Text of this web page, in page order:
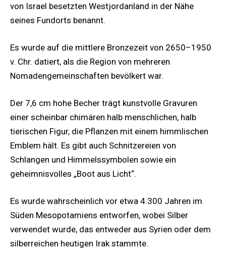
von Israel besetzten Westjordanland in der Nähe
seines Fundorts benannt.
Es wurde auf die mittlere Bronzezeit von 2650–1950
v. Chr. datiert, als die Region von mehreren
Nomadengemeinschaften bevölkert war.
Der 7,6 cm hohe Becher trägt kunstvolle Gravuren
einer scheinbar chimären halb menschlichen, halb
tierischen Figur, die Pflanzen mit einem himmlischen
Emblem hält. Es gibt auch Schnitzereien von
Schlangen und Himmelssymbolen sowie ein
geheimnisvolles „Boot aus Licht“.
Es wurde wahrscheinlich vor etwa 4.300 Jahren im
Süden Mesopotamiens entworfen, wobei Silber
verwendet wurde, das entweder aus Syrien oder dem
silberreichen heutigen Irak stammte.